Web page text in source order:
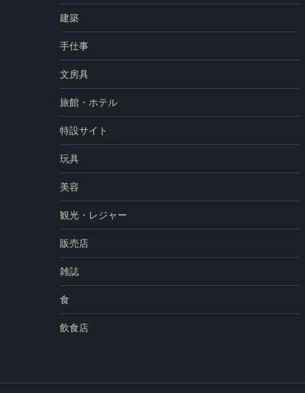
建築
手仕事
文房具
旅館・ホテル
特設サイト
玩具
美容
観光・レジャー
販売店
雑誌
食
飲食店